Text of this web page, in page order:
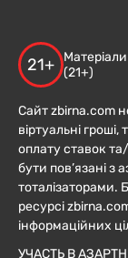
21+ (21+)
Сайт zbirna.com
віртуальні
оплату ставок
бути пов’язані з
тоталізаторами.
ресурсі
інформаційних
УЧАСТЬ В